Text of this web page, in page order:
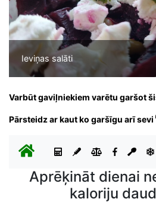
Ieviņas salāti
Varbūt gaviļniekiem varētu garšot
Pārsteidz ar kaut ko garšīgu arī sevi
Aprēķināt dienai
kaloriju